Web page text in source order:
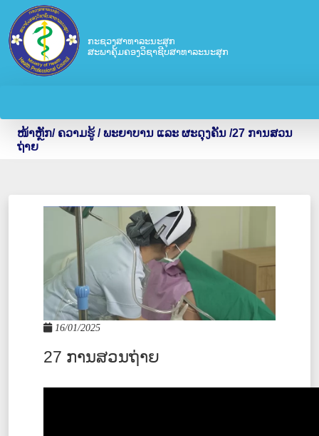
ກະຊວງສາທາລະນະສຸກ
ສະພາຄຸ້ມຄອງວິຊາຊີບສາທາລະນະສຸກ
ໜ້າຫຼັກ/ ຄວາມຮູ້ /ພະຍາບານ ແລະ ຜະດຸງຄັນ /27 ການສວນ
ຖ່າຍ
16/01/2025
27 ການສວນຖ່າຍ